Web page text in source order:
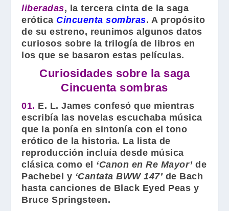
liberadas, la tercera cinta de la saga
erótica Cincuenta sombras. A propósito
de su estreno, reunimos algunos datos
curiosos sobre la trilogía de libros en
los que se basaron estas películas.
Curiosidades sobre la saga
Cincuenta sombras
01. E. L. James confesó que mientras
escribía las novelas escuchaba música
que la ponía en sintonía con el tono
erótico de la historia. La lista de
reproducción incluía desde música
clásica como el ‘Canon en Re Mayor’de
Pachebel y ‘Cantata BWW 147’de Bach
hasta canciones de Black Eyed Peas y
Bruce Springsteen.